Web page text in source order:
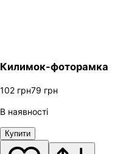
Килимок-фоторамка
102 грн79 грн
В наявності
Купити